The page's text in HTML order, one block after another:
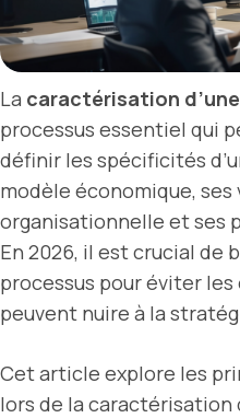
La caractérisation d’une
processus essentiel qui
définir les spécificités
modèle économique, ses
organisationnelle et ses
En 2026, il est crucial de
processus pour éviter
peuvent nuire à la
Cet article explore les
lors de la caractérisation